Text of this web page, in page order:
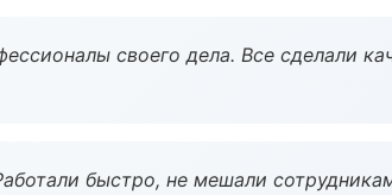
своего дела. Все сделали
быстро, не мешали